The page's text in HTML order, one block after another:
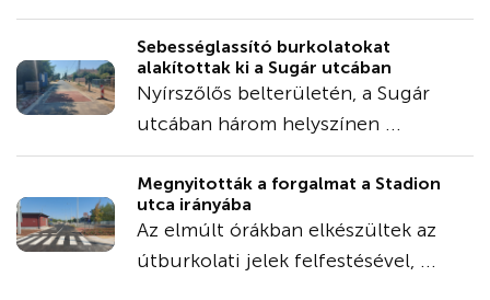
Sebességlassító burkolatokat
alakítottak ki a Sugár utcában
Nyírszőlős belterületén, a Sugár
utcában három helyszínen ...
Megnyitották a forgalmat a Stadion
utca irányába
Az elmúlt órákban elkészültek az
útburkolati jelek felfestésével, ...